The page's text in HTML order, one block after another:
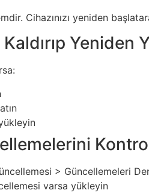
Cihazınızı yeniden
Yeniden
> Güncellemeleri
varsa yükleyin